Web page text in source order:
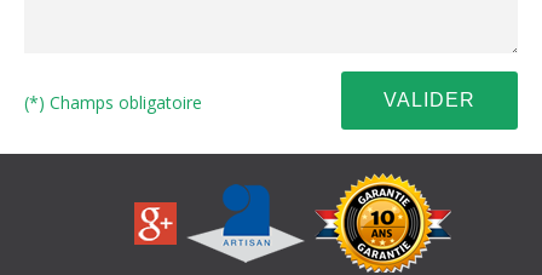
(*) Champs obligatoire